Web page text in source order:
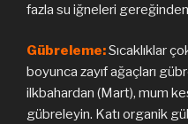
fazla su iğneleri
Gübreleme:Sıcaklıklar
boyunca zayıf ağaçları
ilkbahardan (Mart), mum
gübreleyin. Katı organik